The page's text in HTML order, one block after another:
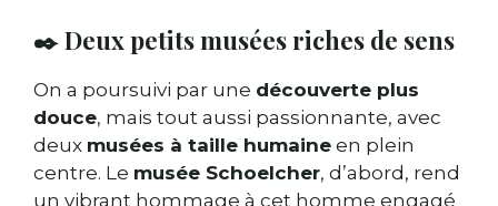
✒️ Deux petits musées riches de sens
On a poursuivi par une découverte plus
douce, mais tout aussi passionnante, avec
deux musées à taille humaine en plein
centre. Le musée Schoelcher, d’abord, rend
un vibrant hommage à cet homme engagé